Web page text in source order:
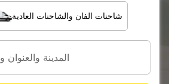
شاحنات الفان والشاحنات العادية